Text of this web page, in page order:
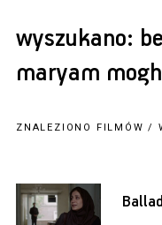
wyszukano:
maryam
ZNALEZIONO FILMÓW /